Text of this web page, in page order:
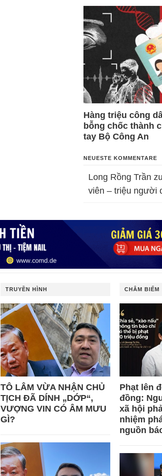
Hàng triệu công
bỗng chốc thành
tay Bộ Công An
NEUESTE KOMMENTARE
Long Rồng Trần zu
viên – triệu người
TRUYỀN HÌNH
TÔ LÂM VỪA NHẬN CHỦ
TỊCH ĐÃ DÍNH „DỚP“,
VƯỢNG VIN CÓ ÂM MƯU
GÌ?
CHÂM BIẾM
Phạt lên
đồng:
xã hội
nhiệm
nguồn